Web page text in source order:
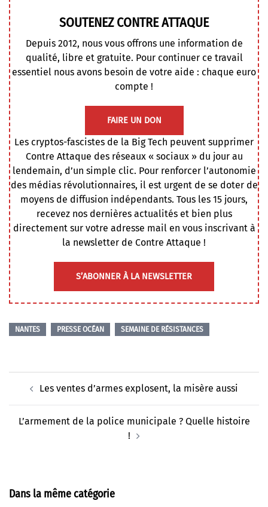
SOUTENEZ CONTRE ATTAQUE
Depuis 2012, nous vous offrons une information de
qualité, libre et gratuite. Pour continuer ce travail
essentiel nous avons besoin de votre aide : chaque euro
compte !
FAIRE UN DON
Les cryptos-fascistes de la Big Tech peuvent supprimer
Contre Attaque des réseaux « sociaux » du jour au
lendemain, d’un simple clic. Pour renforcer l’autonomie
des médias révolutionnaires, il est urgent de se doter de
moyens de diffusion indépendants. Tous les 15 jours,
recevez nos dernières actualités et bien plus
directement sur votre adresse mail en vous inscrivant à
la newsletter de Contre Attaque !
S’ABONNER À LA NEWSLETTER
NANTES PRESSE OCÉAN SEMAINE DE RÉSISTANCES
d’articleLes ventes d’armes explosent, la misère aussi
L’armement de la police municipale ? Quelle histoire
!
Dans la même catégorie